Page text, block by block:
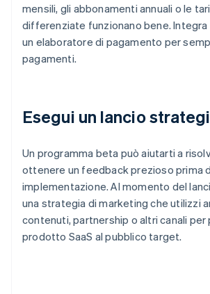
mensili, gli abbonamenti annuali o le
differenziate funzionano bene.
un elaboratore di pagamento per
pagamenti.
Esegui un lancio
Un programma beta può aiutarti a
ottenere un feedback prezioso prima
implementazione. Al momento del
una strategia di marketing che utilizzi
contenuti, partnership o altri canali
prodotto SaaS al pubblico target.